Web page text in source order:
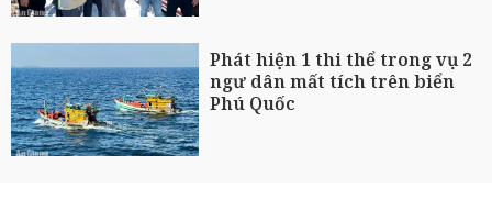
Phát hiện 1 thi thể trong vụ 2
ngư dân mất tích trên biển
Phú Quốc